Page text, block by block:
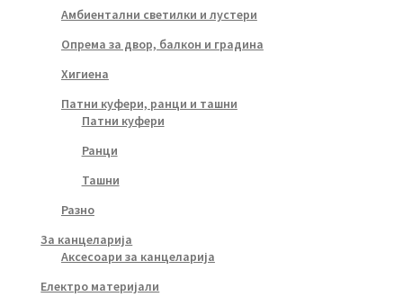
Амбиентални светилки и лустери
Опрема за двор, балкон и градина
Хигиена
Патни куфери, ранци и ташни
Патни куфери
Ранци
Ташни
Разно
За канцеларија
Аксесоари за канцеларија
Електро материјали